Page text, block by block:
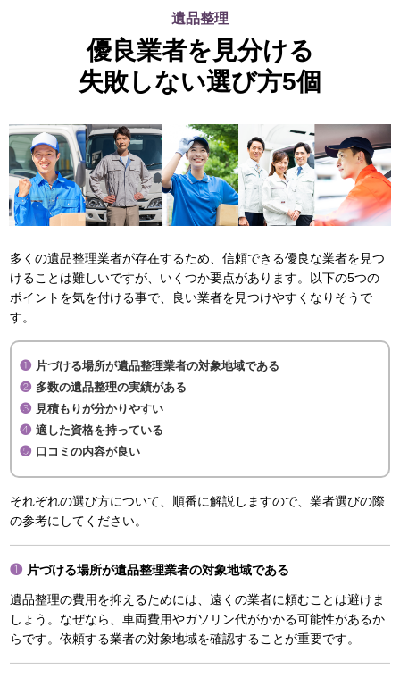
遺品整理
優良業者を見分ける
失敗しない選び方5個
多くの遺品整理業者が存在するため、信頼できる優良な業者を見つ
けることは難しいですが、いくつか要点があります。以下の5つの
ポイントを気を付ける事で、良い業者を見つけやすくなりそうで
す。
片づける場所が遺品整理業者の対象地域である
多数の遺品整理の実績がある
見積もりが分かりやすい
適した資格を持っている
口コミの内容が良い
それぞれの選び方について、順番に解説しますので、業者選びの際
の参考にしてください。
片づける場所が遺品整理業者の対象地域である
遺品整理の費用を抑えるためには、遠くの業者に頼むことは避けま
しょう。なぜなら、車両費用やガソリン代がかかる可能性があるか
らです。依頼する業者の対象地域を確認することが重要です。